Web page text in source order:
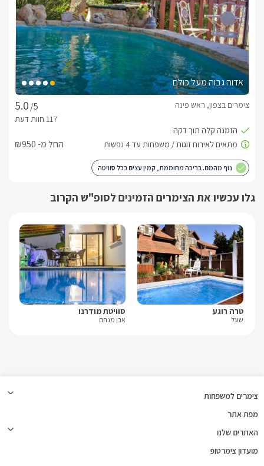
אדוה גבוה מעל כולם
/5
צימרים בצפון, ראש פינה
החל מ- ₪950
נוף מהמם. בריכה מחוממת, קמין עצים בכל סוויטה
גלו עכשיו את הצימרים הזמינים לסופ"ש הקרוב
טרה רוגע
שעל
סוויטת מודרנו
אבן מנחם
צימרים למשפחות
מפת אתר
האתרים שלנו
מועדון צימרטופ